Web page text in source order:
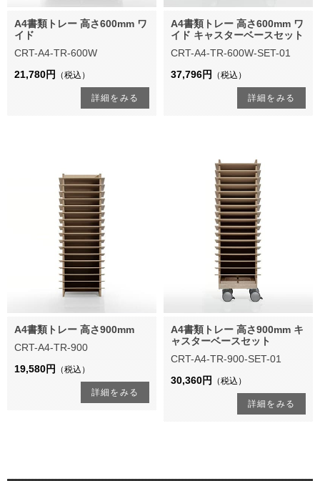
A4書類トレー 高さ600mm ワ
イド
CRT-A4-TR-600W
21,780円 （税込）
詳細をみる
A4書類トレー 高さ600mm ワ
イド キャスターベースセット
CRT-A4-TR-600W-SET-01
37,796円 （税込）
詳細をみる
A4書類トレー 高さ900mm
CRT-A4-TR-900
19,580円
（税込）
詳細をみる
A4書類トレー 高さ900mm キ
ャスターベースセット
CRT-A4-TR-900-SET-01
30,360円
（税込）
詳細をみる